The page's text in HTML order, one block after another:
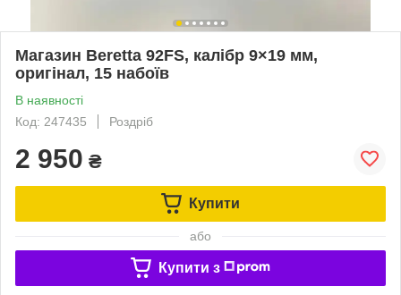
Магазин Beretta 92FS, калібр 9×19 мм,
оригінал, 15 набоїв
В наявності
Код: 247435
Роздріб
2 950 ₴
Купити
або
Купити з